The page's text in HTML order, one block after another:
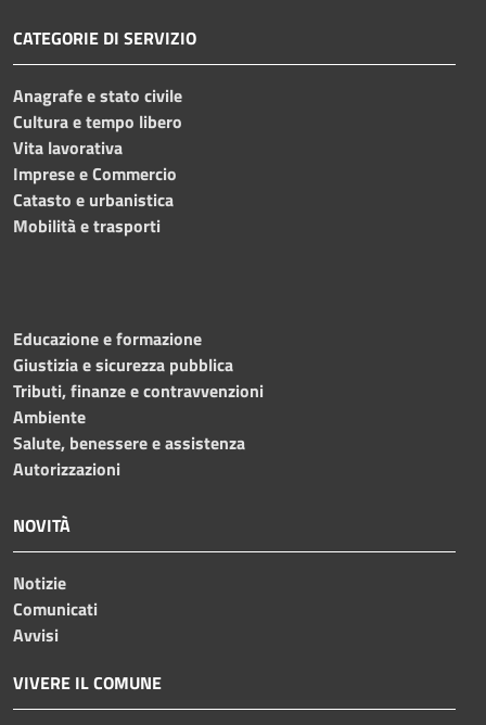
CATEGORIE DI SERVIZIO
Anagrafe e stato civile
Cultura e tempo libero
Vita lavorativa
Imprese e Commercio
Catasto e urbanistica
Mobilità e trasporti
Educazione e formazione
Giustizia e sicurezza pubblica
Tributi, finanze e contravvenzioni
Ambiente
Salute, benessere e assistenza
Autorizzazioni
NOVITÀ
Notizie
Comunicati
Avvisi
VIVERE IL COMUNE